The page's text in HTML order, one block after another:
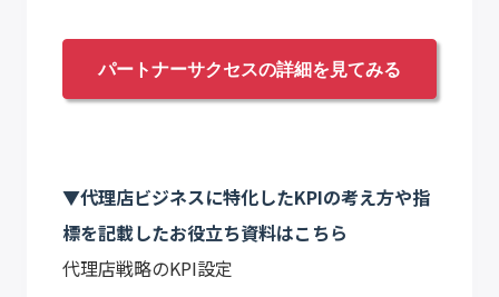
パートナーサクセスの詳細を見てみる
▼代理店ビジネスに特化したKPIの考え方や指
標を記載したお役立ち資料はこちら
代理店戦略のKPI設定